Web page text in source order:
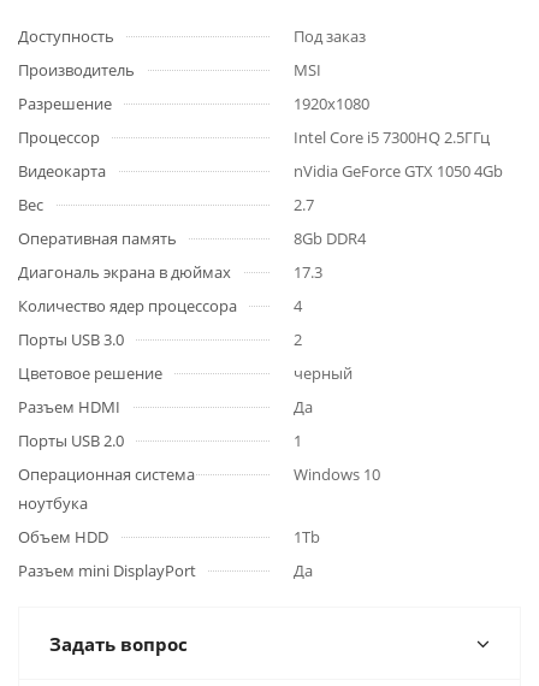
Доступность
Под заказ
Производитель
MSI
Разрешение
1920x1080
Процессор
Intel Core i5 7300HQ 2.5ГГц
Видеокарта
nVidia GeForce GTX 1050 4Gb
Вес
2.7
Оперативная память
8Gb DDR4
Диагональ экрана в дюймах
17.3
Количество ядер процессора
4
Порты USB 3.0
2
Цветовое решение
черный
Разъем HDMI
Да
Порты USB 2.0
1
Операционная система
ноутбука
Windows 10
Объем HDD
1Tb
Разъем mini DisplayPort
Да
Задать вопрос